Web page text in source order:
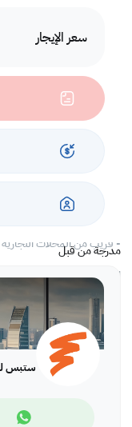
سعر الإيجار
مدرجة من قبل
ستبس
- مطبخ خاص
- معتمد من الدفاع المدني
- موقفان للسيارات في الطابق
- أمن وبواب
- إطلالات خلابة على المدينة
- مياه وكهرباء
- قريب من المحلات
اتصلوا بنا لحجز موعد
*تُطبق رسوم الوكالة